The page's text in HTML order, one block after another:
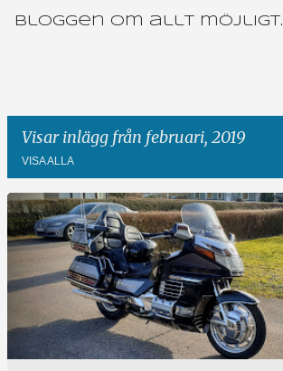
Fortsätt till huvudinnehåll
Bloggen om allt möjligt.
Visar inlägg från februari, 2019
VISA ALLA
n
ä
g